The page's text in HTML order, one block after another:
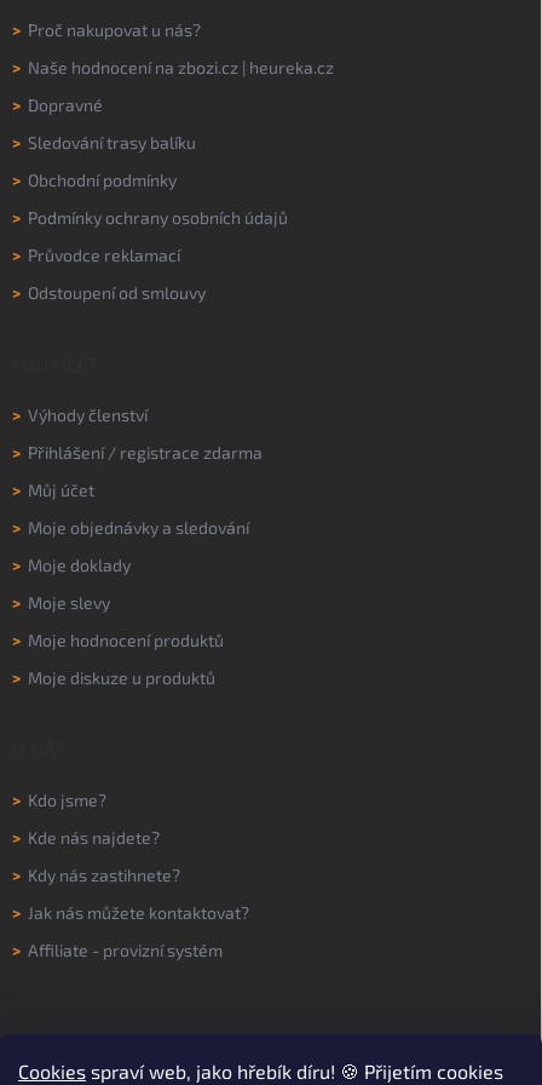
Cookies spraví web, jako hřebík díru! 🍪 Přijetím cookies
> Proč nakupovat u nás?
> Naše hodnocení na zbozi.cz | heureka.cz
> Dopravné
> Sledování trasy balíku
> Obchodní podmínky
> Podmínky ochrany osobních údajů
> Průvodce reklamací
> Odstoupení od smlouvy
> Výhody členství
> Přihlášení/ registrace zdarma
> Můj účet
> Moje objednávky a sledování
> Moje doklady
> Moje slevy
> Moje hodnocení produktů
> Moje diskuze u produktů
> Kdo jsme?
> Kde nás najdete?
> Kdy nás zastihnete?
> Jak nás můžete kontaktovat?
> Affiliate - provizní systém